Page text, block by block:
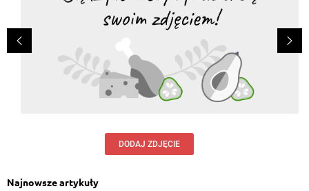
DODAJ ZDJĘCIE
Najnowsze artykuły